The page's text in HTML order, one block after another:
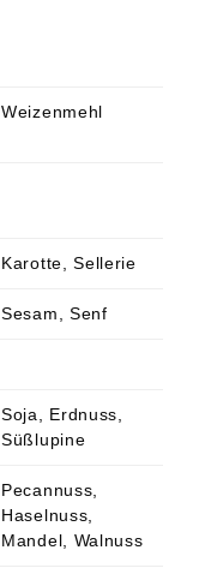
Weizenmehl
Karotte, Sellerie
Sesam, Senf
Soja, Erdnuss,
Süßlupine
Pecannuss,
Haselnuss,
Mandel, Walnuss